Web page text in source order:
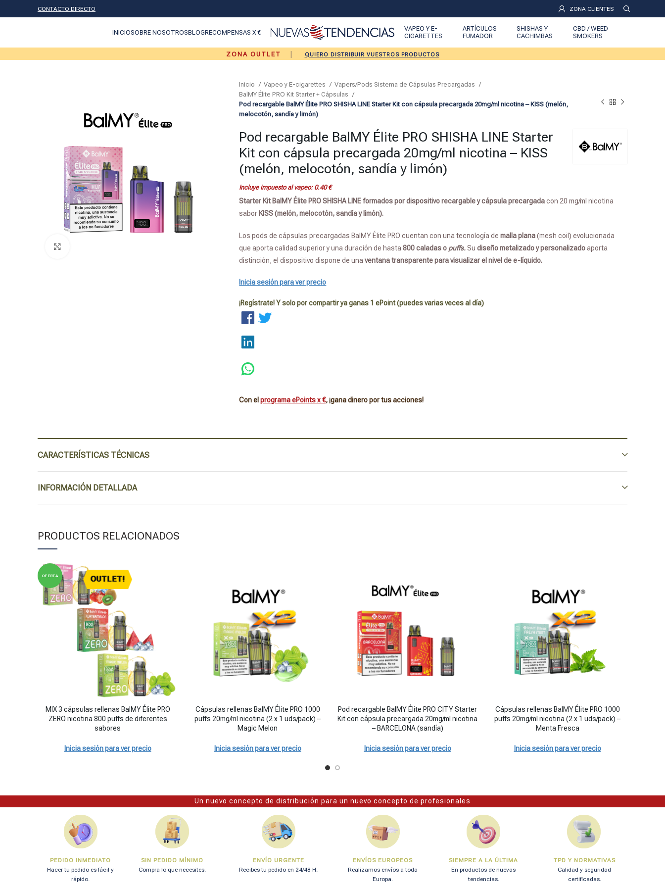
CONTACTO DIRECTO ZONA CLIENTES
INICIOSOBRE NOSOTROSBLOGRECOMPENSAS X €
VAPEO Y E-
CIGARETTES
ARTÍCULOS
FUMADOR
SHISHAS Y
CACHIMBAS
CBD / WEED
SMOKERS
ZONA OUTLET | QUIERO DISTRIBUIR VUESTROS PRODUCTOS
Inicio Vapeo y E-cigarettes
Vapers/Pods Sistema de Cápsulas Precargadas
BalMY Élite PRO Kit Starter + Cápsulas
Pod recargable BalMY Élite PRO SHISHA LINE Starter Kit con cápsula precargada 20mg/ml nicotina – KISS (melón,
melocotón, sandía y limón)
Pod recargable BalMY Élite PRO SHISHA LINE Starter
Kit con cápsula precargada 20mg/ml nicotina – KISS
(melón, melocotón, sandía y limón)
Incluye impuesto al vapeo: 0.40€
Starter Kit BalMY Élite PRO SHISHA LINE formados por dispositivo recargable y cápsula precargadacon 20 mg/ml nicotina
sabor KISS (melón, melocotón, sandía y limón).
Los pods de cápsulas precargadas BalMY Élite PRO cuentan con una tecnología demalla plana(mesh coil) evolucionada
que aporta calidad superior y una duración de hasta 800 caladas o puffs.Sudiseño metalizado y personalizadoaporta
distinción, el dispositivo dispone de unaventana transparente para visualizar el nivel de e-líquido.
Inicia sesión para ver precio
¡Regístrate! Y solo por compartir ya ganas 1 ePoint (puedes varias veces al día)
Con elprograma ePoints x €, ¡gana dinero por tus acciones!
CARACTERÍSTICAS TÉCNICAS
INFORMACIÓN DETALLADA
PRODUCTOS RELACIONADOS
OUTLET!
OFERTA
MIX 3 cápsulas rellenas BalMY Élite PRO ZERO nicotina 800 puffs de diferentes sabores cantidad
MIX 3 cápsulas rellenas BalMY Élite PRO
ZERO nicotina 800 puffs de diferentes
sabores
Inicia sesión para ver precio
Cápsulas rellenas BalMY Élite PRO 1000 puffs 20mg/ml nicotina (2 x 1 uds/pack) - Magic Melon cantidad
Cápsulas rellenas BalMY Élite PRO 1000
puffs 20mg/ml nicotina (2 x 1 uds/pack) –
Magic Melon
Inicia sesión para ver precio
Pod recargable BalMY Élite PRO CITY Starter Kit con cápsula precargada 20mg/ml nicotina -
Pod recargable BalMY Élite PRO CITY Starter
Kit con cápsula precargada 20mg/ml nicotina
– BARCELONA (sandía)
Inicia sesión para ver precio
Cápsulas rellenas BalMY Élite PRO 1000 puffs 20mg/
Cápsulas rellenas BalMY Élite PRO 1000
puffs 20mg/ml nicotina (2 x 1 uds/pack) –
Menta Fresca
Inicia sesión para ver precio
Un nuevo concepto de distribución para un nuevo concepto de profesionales
PEDIDO INMEDIATO
Hacer tu pedido es fácil y
rápido.
SIN PEDIDO MÍNIMO
Compra lo que necesites.
ENVÍO URGENTE
Recibes tu pedido en 24/48 H.
ENVÍOS EUROPEOS
Realizamos envíos a toda
Europa.
SIEMPRE A LA ÚLTIMA
En productos de nuevas
tendencias.
TPD Y NORMATIVAS
Calidad y seguridad
certificadas.